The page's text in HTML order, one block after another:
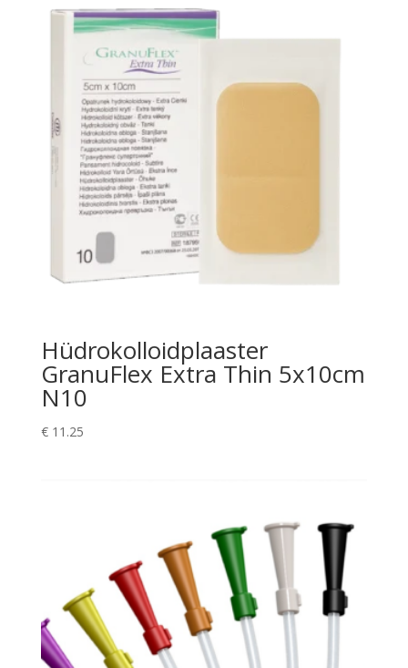
Hüdrokolloidplaaster
GranuFlex Extra Thin 5x10cm
N10
€11.25